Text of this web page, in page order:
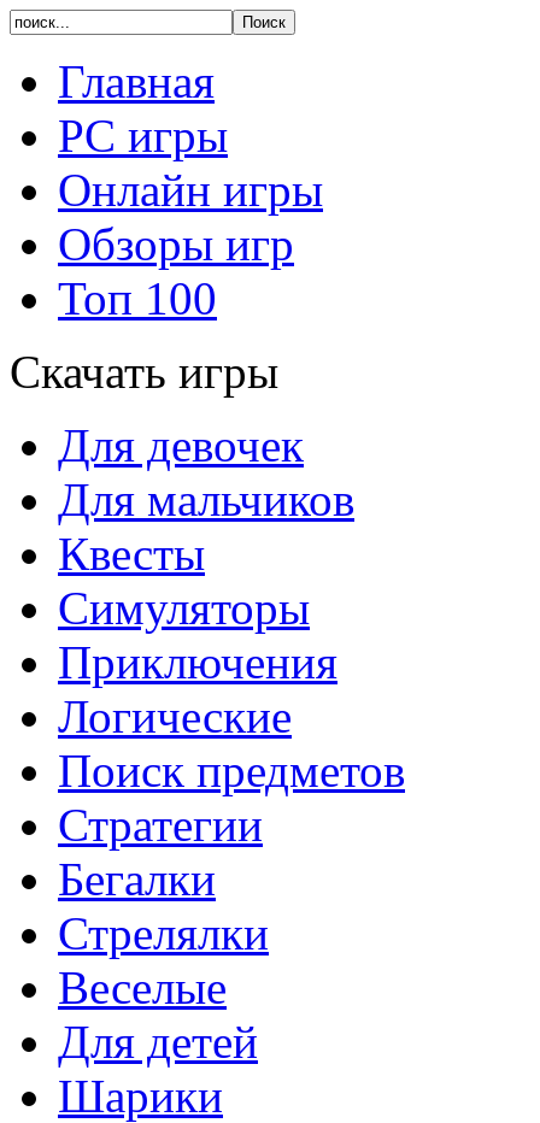
Главная
PC игры
Онлайн игры
Обзоры игр
Топ 100
Скачать игры
Для девочек
Для мальчиков
Квесты
Симуляторы
Приключения
Логические
Поиск предметов
Стратегии
Бегалки
Стрелялки
Веселые
Для детей
Шарики